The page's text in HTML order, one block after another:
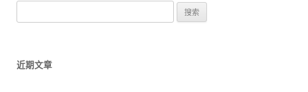
索
近期文章